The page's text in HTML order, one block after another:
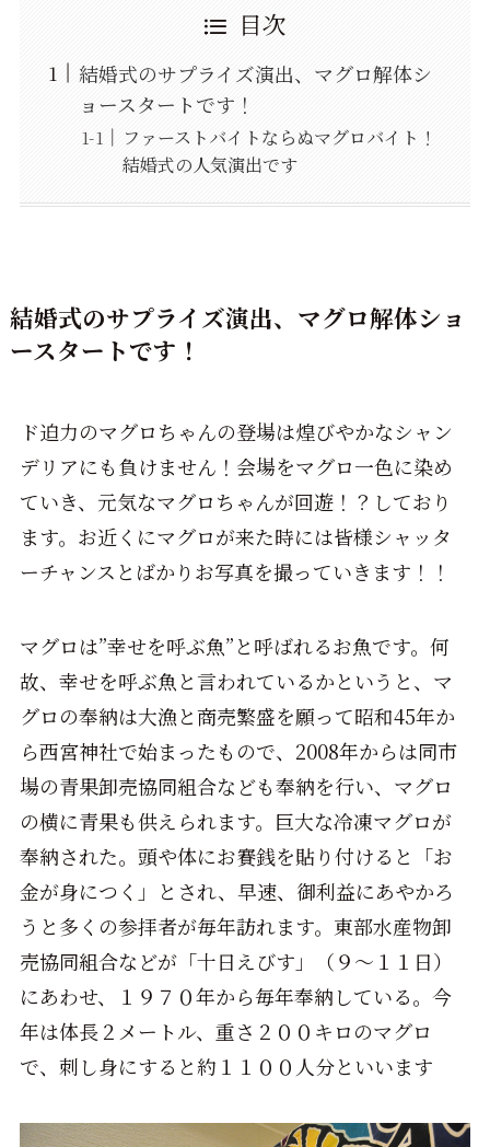
目次
結婚式のサプライズ演出、マグロ解体シ
ョースタートです！
ファーストバイトならぬマグロバイト！
結婚式の人気演出です
結婚式のサプライズ演出、マグロ解体ショ
ースタートです！
ド迫力のマグロちゃんの登場は煌びやかなシャン
デリアにも負けません！会場をマグロ一色に染め
ていき、元気なマグロちゃんが回遊！？しており
ます。お近くにマグロが来た時には皆様シャッタ
ーチャンスとばかりお写真を撮っていきます！！
マグロは”幸せを呼ぶ魚”と呼ばれるお魚です。何
故、幸せを呼ぶ魚と言われているかというと、マ
グロの奉納は大漁と商売繁盛を願って昭和45年か
ら西宮神社で始まったもので、 2008年からは同市
場の青果卸売協同組合なども奉納を行い、マグロ
の横に青果も供えられます。巨大な冷凍マグロが
奉納された。頭や体にお賽銭を貼り付けると「お
金が身につく」とされ、早速、御利益にあやかろ
うと多くの参拝者が毎年訪れます。東部水産物卸
売協同組合などが「十日えびす」（９～１１日）
にあわせ、１９７０年から毎年奉納している。今
年は体長２メートル、重さ２００キロのマグロ
で、刺し身にすると約１１００人分といいます